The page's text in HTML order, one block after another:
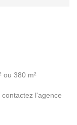
ou 380 m²
l'agence